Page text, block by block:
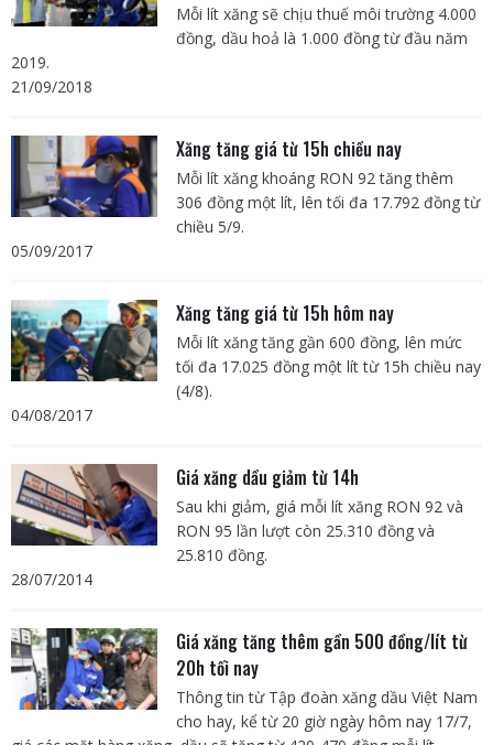
Mỗi lít xăng sẽ chịu thuế môi trường 4.000
đồng, dầu hoả là 1.000 đồng từ đầu năm
2019.
21/09/2018
Xăng tăng giá từ 15h chiều nay
Mỗi lít xăng khoáng RON 92 tăng thêm
306 đồng một lít, lên tối đa 17.792 đồng từ
chiều 5/9.
05/09/2017
Xăng tăng giá từ 15h hôm nay
Mỗi lít xăng tăng gần 600 đồng, lên mức
tối đa 17.025 đồng một lít từ 15h chiều nay
(4/8).
04/08/2017
Giá xăng dầu giảm từ 14h
Sau khi giảm, giá mỗi lít xăng RON 92 và
RON 95 lần lượt còn 25.310 đồng và
25.810 đồng.
28/07/2014
Giá xăng tăng thêm gần 500 đồng/lít từ
20h tối nay
Thông tin từ Tập đoàn xăng dầu Việt Nam
cho hay, kể từ 20 giờ ngày hôm nay 17/7,